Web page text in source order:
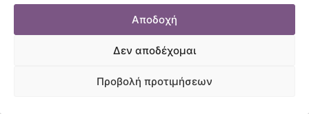
Αποδοχή
Δεν αποδέχομαι
Προβολή προτιμήσεων